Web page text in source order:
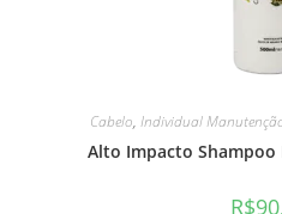
Cabelo, Individual
Alto Impacto Shampoo
R$